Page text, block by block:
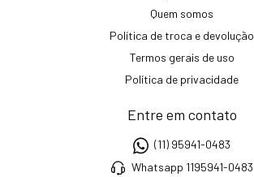
Quem somos
Política de troca e devolução
Termos gerais de uso
Política de privacidade
Entre em contato
(11) 95941-0483
Whatsapp 1195941-0483